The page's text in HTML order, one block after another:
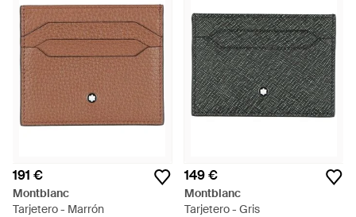
191 €
Montblanc
Tarjetero - Marrón
149 €
Montblanc
Tarjetero - Gris